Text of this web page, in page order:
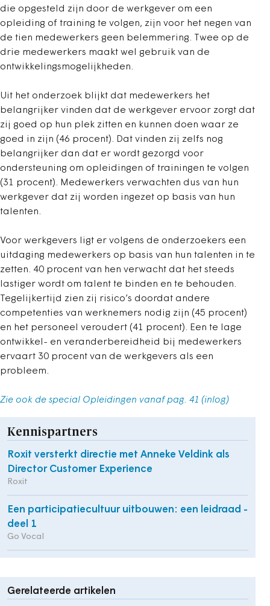
die opgesteld zijn door de werkgever om een
opleiding of training te volgen, zijn voor het negen van
de tien medewerkers geen belemmering. Twee op de
drie medewerkers maakt wel gebruik van de
ontwikkelingsmogelijkheden.
Uit het onderzoek blijkt dat medewerkers het
belangrijker vinden dat de werkgever ervoor zorgt dat
zij goed op hun plek zitten en kunnen doen waar ze
goed in zijn (46 procent). Dat vinden zij zelfs nog
belangrijker dan dat er wordt gezorgd voor
ondersteuning om opleidingen of trainingen te volgen
(31 procent). Medewerkers verwachten dus van hun
werkgever dat zij worden ingezet op basis van hun
talenten.
Voor werkgevers ligt er volgens de onderzoekers een
uitdaging medewerkers op basis van hun talenten in te
zetten. 40 procent van hen verwacht dat het steeds
lastiger wordt om talent te binden en te behouden.
Tegelijkertijd zien zij risico’s doordat andere
competenties van werknemers nodig zijn (45 procent)
en het personeel veroudert (41 procent). Een te lage
ontwikkel- en veranderbereidheid bij medewerkers
ervaart 30 procent van de werkgevers als een
probleem.
Zie ook de special Opleidingen vanaf pag. 41 (inlog)
Kennispartners
Roxit versterkt directie met Anneke Veldink als
Director Customer Experience
Roxit
Een participatiecultuur uitbouwen: een leidraad -
deel 1
Go Vocal
Gerelateerde artikelen